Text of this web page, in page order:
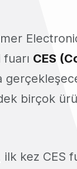
CES
birçok
ilk kez CES